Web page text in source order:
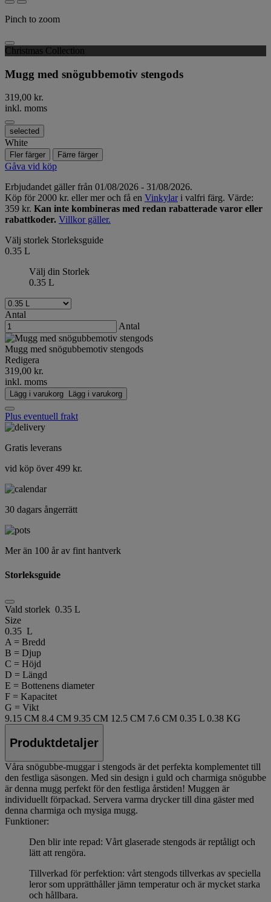
Pinch to zoom
Christmas Collection
Mugg med snögubbemotiv stengods
319,00 kr.
inkl. moms
selected
White
Fler färger Färre färger
Gåva vid köp
Erbjudandet gäller från 01/08/2026 - 31/08/2026.
Köp för 2000 kr. eller mer och få en Vinkylari valfri färg. Värde:
359 kr. Kan inte kombineras med redan rabatterade varor eller
rabattkoder. Villkor gäller.
Välj storlek Storleksguide
0.35 L
Välj din Storlek
0.35 L
Antal
Antal
Mugg med snögubbemotiv stengods
Redigera
319,00 kr.
inkl. moms
Lägg i varukorg Lägg i varukorg
Plus eventuell frakt
Gratis leverans
vid köp över 499 kr.
30 dagars ångerrätt
Mer än 100 år av fint hantverk
Storleksguide
Vald storlek 0.35 L
Size
0.35 L
A = Bredd
B = Djup
C = Höjd
D = Längd
E = Bottenens diameter
F = Kapacitet
G = Vikt
9.15 CM 8.4 CM 9.35 CM 12.5 CM 7.6 CM 0.35 L 0.38 KG
Produktdetaljer
Våra snögubbe-muggar i stengods är det perfekta komplementet till
den festliga säsongen. Med sin design i guld och charmiga snögubbe
är denna mugg perfekt för den festliga årstiden! Muggen är
individuellt förpackad. Servera varma drycker till dina gäster med
denna charmiga och mysiga mugg.
Funktioner:
Den blir inte repad: Vårt glaserade stengods är reptåligt och
lätt att rengöra.
Tillverkad för perfektion: vårt stengods tillverkas av speciella
leror som upprätthåller jämn temperatur och är mycket starka
och hållbara.